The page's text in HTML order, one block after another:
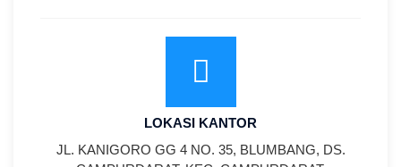
LOKASI KANTOR
JL. KANIGORO GG 4 NO. 35, BLUMBANG, DS.